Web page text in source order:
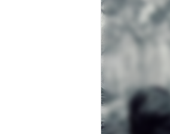
分級: 普遍級
片長: 13 min
導演: 製作：
導演：楊湘文